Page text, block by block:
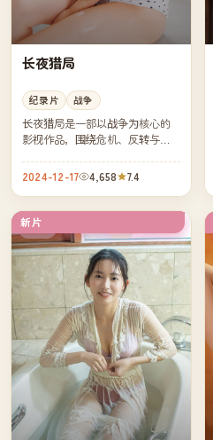
长夜猎局
纪录片 战争
长夜猎局是一部以战争为核心的
影视作品，围绕危机、反转与人
得推荐观看。
2024-12-17 4,658 7.4
新片
中国